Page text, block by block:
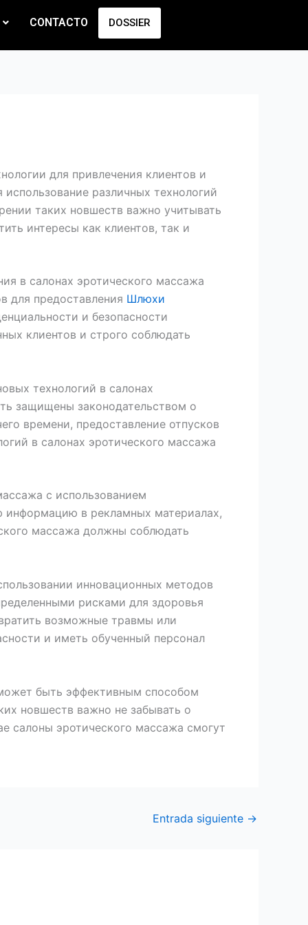
CONTACTO DOSSIER
для привлечения клиентов и
различных технологий
таких новшеств важно учитывать
интересы как клиентов, так и
в салонах эротического массажа
для предоставления Шлюхи
и безопасности
клиентов и строго соблюдать
технологий в салонах
защищены законодательством о
времени, предоставление отпусков
в салонах эротического массажа
с использованием
информацию в рекламных материалах,
массажа должны соблюдать
инновационных методов
рисками для здоровья
возможные травмы или
и иметь обученный персонал
быть эффективным способом
новшеств важно не забывать о
салоны эротического массажа смогут
Entrada siguiente →